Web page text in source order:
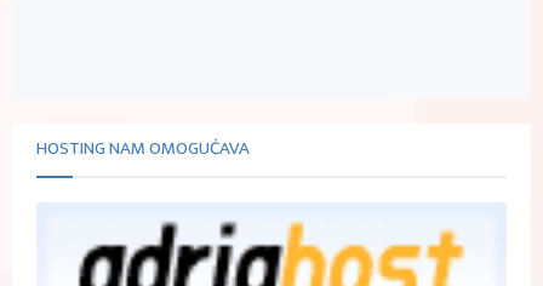
HOSTING NAM OMOGUĆAVA